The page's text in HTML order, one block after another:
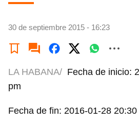
30 de septiembre 2015 - 16:23
LA HABANA/ Fecha de inicio:
pm
Fecha de fin: 2016-01-28 20:30